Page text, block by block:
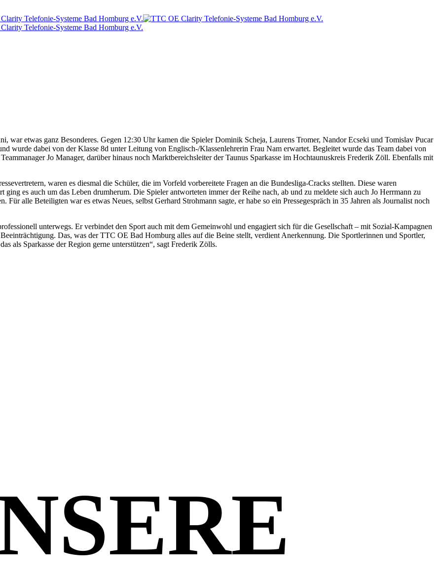
war etwas ganz Besonderes. Gegen 12:30 Uhr kamen die Spieler Dominik Scheja, Laurens Tromer, Nandor Ecseki und Tomislav Pucar
wurde dabei von der Klasse 8d unter Leitung von Englisch-/Klassenlehrerin Frau Nam erwartet. Begleitet wurde das Team dabei von
Jo Manager, darüber hinaus noch Marktbereichsleiter der Taunus Sparkasse im Hochtaunuskreis Frederik Zöll. Ebenfalls mit
waren es diesmal die Schüler, die im Vorfeld vorbereitete Fragen an die Bundesliga-Cracks stellten. Diese waren
es auch um das Leben drumherum. Die Spieler antworteten immer der Reihe nach, ab und zu meldete sich auch Jo Herrmann zu
Für alle Beteiligten war es etwas Neues, selbst Gerhard Strohmann sagte, er habe so ein Pressegespräch in 35 Jahren als Journalist noch
unterwegs. Er verbindet den Sport auch mit dem Gemeinwohl und engagiert sich für die Gesellschaft – mit Sozial-Kampagnen
Das, was der TTC OE Bad Homburg alles auf die Beine stellt, verdient Anerkennung. Die Sportlerinnen und Sportler,
als Sparkasse der Region gerne unterstützen“, sagt Frederik Zölls.